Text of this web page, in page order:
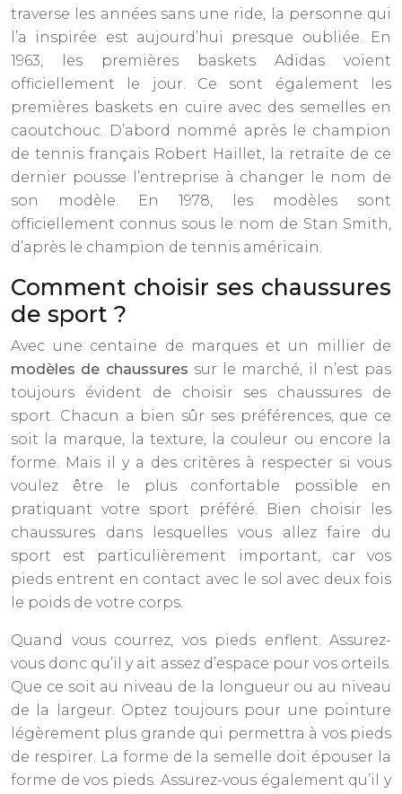
traverse les années sans une ride, la personne qui
l’a inspirée est aujourd’hui presque oubliée. En
1963, les premières baskets Adidas voient
officiellement le jour. Ce sont également les
premières baskets en cuire avec des semelles en
caoutchouc. D’abord nommé après le champion
de tennis français Robert Haillet, la retraite de ce
dernier pousse l’entreprise à changer le nom de
son modèle. En 1978, les modèles sont
officiellement connus sous le nom de Stan Smith,
d’après le champion de tennis américain.
Comment choisir ses chaussures
de sport ?
Avec une centaine de marques et un millier de
modèles de chaussures sur le marché, il n’est pas
toujours évident de choisir ses chaussures de
sport. Chacun a bien sûr ses préférences, que ce
soit la marque, la texture, la couleur ou encore la
forme. Mais il y a des critères à respecter si vous
voulez être le plus confortable possible en
pratiquant votre sport préféré. Bien choisir les
chaussures dans lesquelles vous allez faire du
sport est particulièrement important, car vos
pieds entrent en contact avec le sol avec deux fois
le poids de votre corps.
Quand vous courrez, vos pieds enflent. Assurez-
vous donc qu’il y ait assez d’espace pour vos orteils.
Que ce soit au niveau de la longueur ou au niveau
de la largeur. Optez toujours pour une pointure
légèrement plus grande qui permettra à vos pieds
de respirer. La forme de la semelle doit épouser la
forme de vos pieds. Assurez-vous également qu’il y